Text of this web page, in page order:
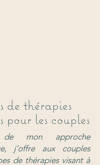
de thérapies
pour les couples
mon approche
j’offre aux couples
de thérapies visant à